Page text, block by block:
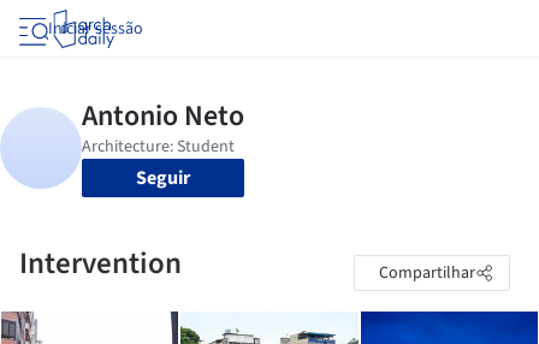
Iniciar sessão
Seguir
Intervention Compartilhar